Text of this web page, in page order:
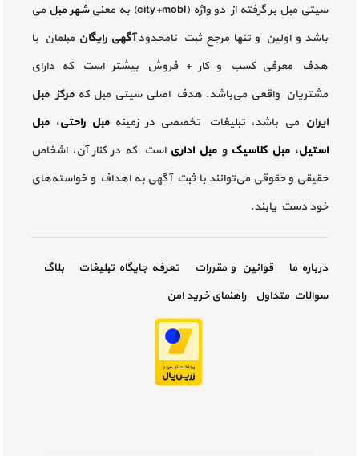
سیتی مبل بر گرفته از دو واژه (city+mobl) به معنی شهر مبل می
باشد و اولین و تنها مرجع ثبت نامحدودآگهی رایگان مبلمان با
هدف معرفی کسب و کار + فروش بیشتر است که دارای
مشتریان واقعی می‌باشد. هدف اصلی سیتی مبل کهمرکز مبل
ایران می باشد، تبلیغات تخصصی در زمینه مبل راحتی،مبل
استیل،مبل کلاسیک ومبل اداری است که در کنار آن، اشخاص
حقیقی و حقوقی می‌توانند با ثبت آگهی به اهداف و خواسته‌های
خود دست یابند.
درباره ما قوانین و مقررات تعرفه جایگاه تبلیغات
بلاگ
سوالات متداول
راهنمای خرید امن